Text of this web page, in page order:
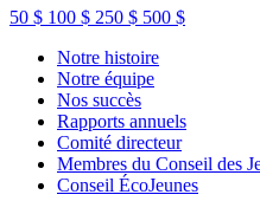
50 $ 100 $ 250 $ 500 $
Notre histoire
Notre équipe
Nos succès
Rapports annuels
Comité directeur
Membres du Conseil des
Conseil ÉcoJeunes